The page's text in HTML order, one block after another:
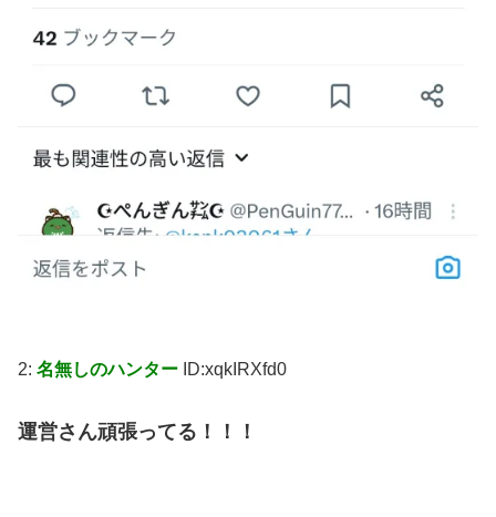
2: 名無しのハンター ID:xqkIRXfd0
運営さん頑張ってる！！！